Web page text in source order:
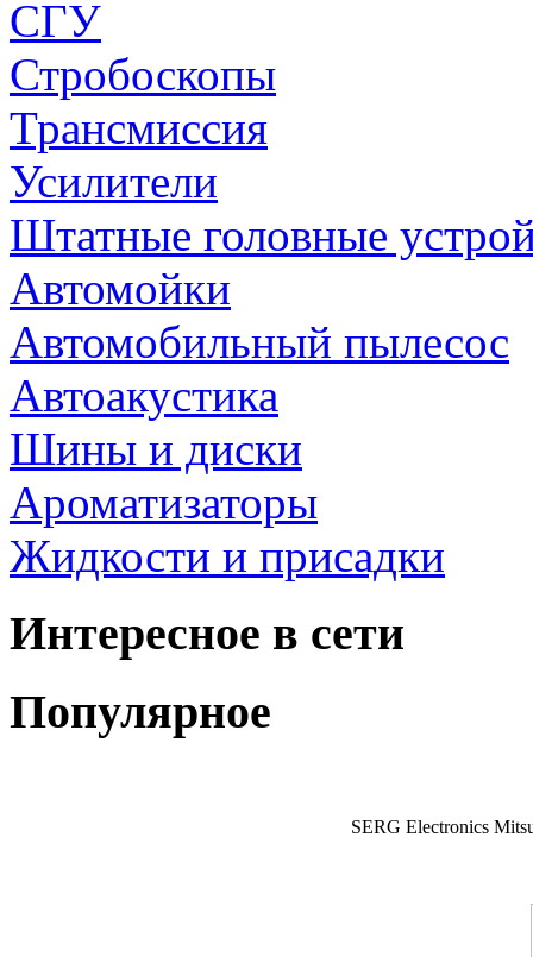
СГУ
Стробоскопы
Трансмиссия
Усилители
Штатные головные
Автомойки
Автомобильный пылесос
Автоакустика
Шины и диски
Ароматизаторы
Жидкости и присадки
Интересное в сети
Популярное
SERG Electronics